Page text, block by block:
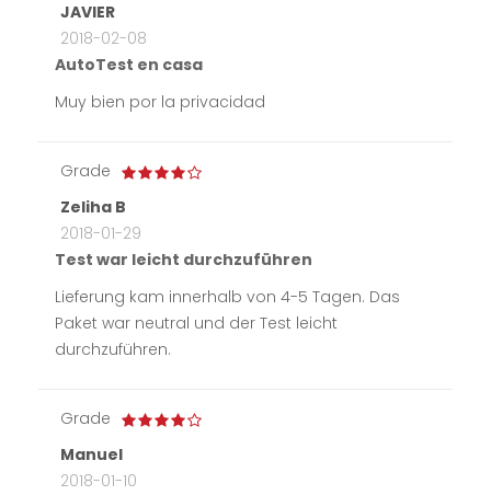
JAVIER
2018-02-08
AutoTest en casa
Muy bien por la privacidad
Grade
Zeliha B
2018-01-29
Test war leicht durchzuführen
Lieferung kam innerhalb von 4-5 Tagen. Das
Paket war neutral und der Test leicht
durchzuführen.
Grade
Manuel
2018-01-10